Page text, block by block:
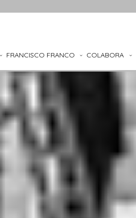
FRANCISCO FRANCO COLABORA